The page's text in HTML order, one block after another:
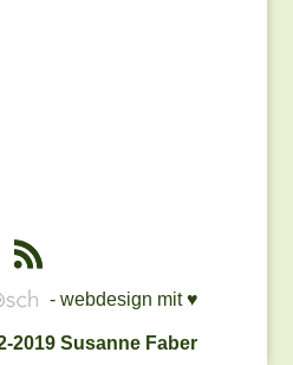
- webdesign mit ♥
2019 Susanne Faber